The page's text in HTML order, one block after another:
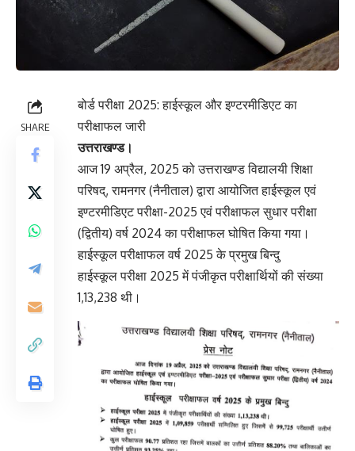
SHARE
बोर्ड परीक्षा 2025: हाईस्कूल और इण्टरमीडिएट का
परीक्षाफल जारी
उत्तराखण्ड।
आज 19 अप्रैल, 2025 को उत्तराखण्ड विद्यालयी शिक्षा
परिषद्, रामनगर (नैनीताल) द्वारा आयोजित हाईस्कूल एवं
इण्टरमीडिएट परीक्षा-2025 एवं परीक्षाफल सुधार परीक्षा
(द्वितीय) वर्ष 2024 का परीक्षाफल घोषित किया गया।
हाईस्कूल परीक्षाफल वर्ष 2025 के प्रमुख बिन्दु
हाईस्कूल परीक्षा 2025 में पंजीकृत परीक्षार्थियों की संख्या
1,13,238 थी।